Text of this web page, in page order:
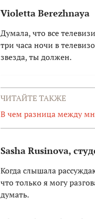
Violetta Berezhnaya
Думала, что все
три часа ночи в
звезда, ты должен.
ЧИТАЙТЕ ТАКЖЕ
В чем разница между
Sasha Rusinova,
Когда слышала
что только я могу
думать.